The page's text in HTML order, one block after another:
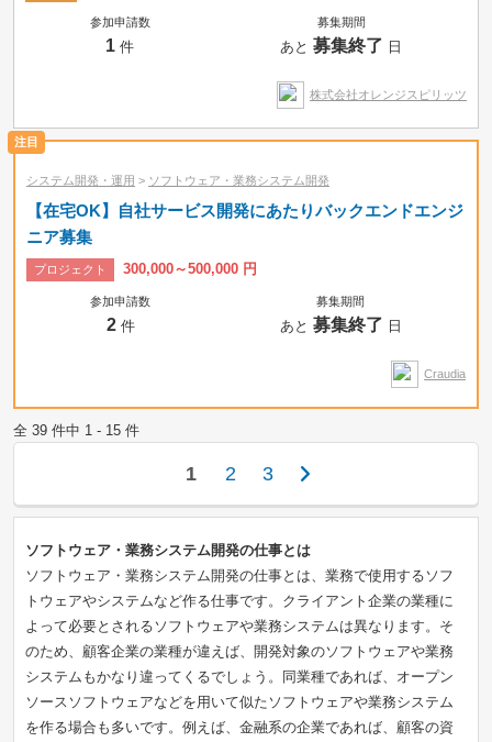
参加申請数
1 件
募集期間
あと募集終了 日
株式会社オレンジスピリッツ
システム開発・運用 > ソフトウェア・業務システム開発
【在宅OK】自社サービス開発にあたりバックエンドエンジ
ニア募集
プロジェクト 300,000～500,000 円
参加申請数
2件
募集期間
あと 募集終了 日
Craudia
全 39 件中 1 - 15 件
1 2 3
ソフトウェア・業務システム開発の仕事とは
ソフトウェア・業務システム開発の仕事とは、業務で使用するソフ
トウェアやシステムなど作る仕事です。クライアント企業の業種に
よって必要とされるソフトウェアや業務システムは異なります。そ
のため、顧客企業の業種が違えば、開発対象のソフトウェアや業務
システムもかなり違ってくるでしょう。同業種であれば、オープン
ソースソフトウェアなどを用いて似たソフトウェアや業務システム
を作る場合も多いです。例えば、金融系の企業であれば、顧客の資